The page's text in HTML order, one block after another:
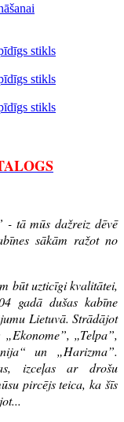
- tā mūs dažreiz dēvē
sākām ražot no
būt uzticīgi kvalitātei,
gadā dušas kabīne
Lietuvā. Strādājot
„Telpa”,
un „Harizma”.
izceļas ar drošu
pircējs teica, ka šīs